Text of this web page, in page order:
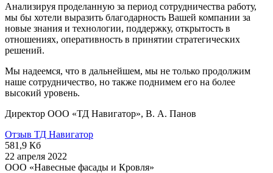
Анализируя проделанную за период сотрудничества работу,
мы бы хотели выразить благодарность Вашей компании за
новые знания и технологии, поддержку, открытость в
отношениях, оперативность в принятии стратегических
решений.
Мы надеемся, что в дальнейшем, мы не только продолжим
наше сотрудничество, но также поднимем его на более
высокий уровень.
Директор ООО «ТД Навигатор», В. А. Панов
Отзыв ТД Навигатор
581,9 Кб
22 апреля 2022
ООО «Навесные фасады и Кровля»